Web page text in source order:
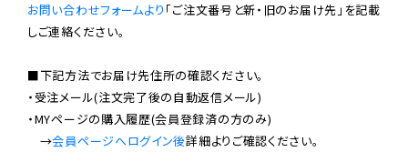
お問い合わせフォームより 「ご注文番号と新・旧のお届け先」を記載
しご連絡ください。
■下記方法でお届け先住所の確認ください。
・受注メール(注文完了後の自動返信メール)
・MYページの購入履歴(会員登録済の方のみ)
→会員ページへログイン後詳細よりご確認ください。